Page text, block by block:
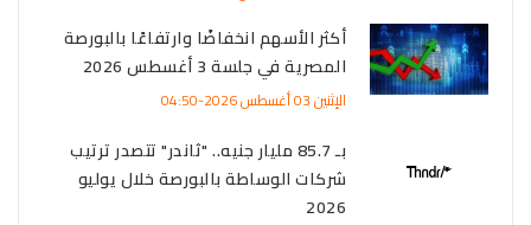
أكثر الأسهم انخفاضًا وارتفاعًا بالبورصة
المصرية في جلسة 3 أغسطس 2026
الإثنين 03 أغسطس 2026-04:50
بـ 85.7 مليار جنيه.. "ثاندر" تتصدر ترتيب
شركات الوساطة بالبورصة خلال يوليو
2026